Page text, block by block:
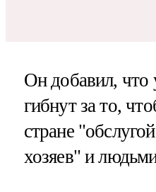
Он добавил, что
гибнут за то,
стране
хозяев" и